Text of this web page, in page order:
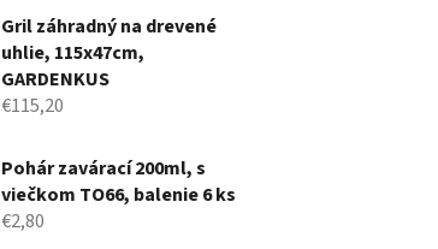
Gril záhradný na drevené
uhlie, 115x47cm,
GARDENKUS
€115,20
Pohár zavárací 200ml, s
viečkom TO66, balenie 6 ks
€2,80